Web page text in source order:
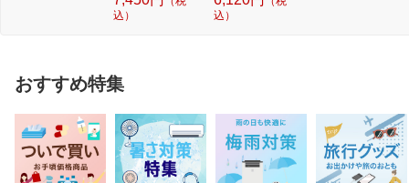
込）
込）
おすすめ特集